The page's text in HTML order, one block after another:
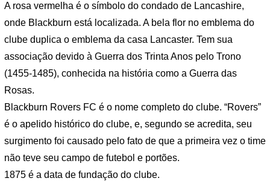
A rosa vermelha é o símbolo do condado de Lancashire,
onde Blackburn está localizada. A bela flor no emblema do
clube duplica o emblema da casa Lancaster. Tem sua
associação devido à Guerra dos Trinta Anos pelo Trono
(1455-1485), conhecida na história como a Guerra das
Rosas.
Blackburn Rovers FC é o nome completo do clube. “Rovers”
é o apelido histórico do clube, e, segundo se acredita, seu
surgimento foi causado pelo fato de que a primeira vez o time
não teve seu campo de futebol e portões.
1875 é a data de fundação do clube.